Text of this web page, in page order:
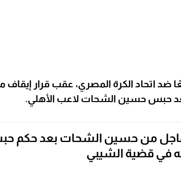
ضد اتحاد الكرة المصري، عقب قرار إيقاف
حبس حسين الشحات لاعب الأهلي.
من حسين الشحات بعد حكم
في قضية الشيبي